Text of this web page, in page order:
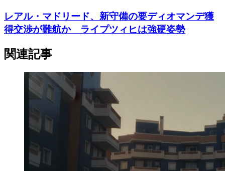
レアル・マドリード、新守備の要ディオマンデ獲
得交渉が難航か ライプツィヒは強硬姿勢
関連記事